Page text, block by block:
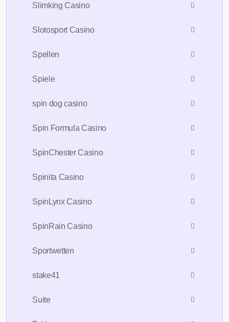
Slimking Casino
Slotosport Casino
Spellen
Spiele
spin dog casino
Spin Formula Casino
SpinChester Casino
Spinita Casino
SpinLynx Casino
SpinRain Casino
Sportwetten
stake41
Suite